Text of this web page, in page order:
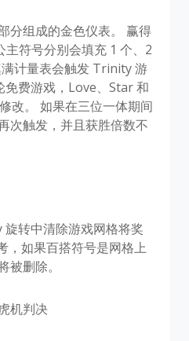
分组成的金色仪表。 赢得
主符号分别会填充 1 个、2
计量表会触发 Trinity 游
费游戏，Love、Star 和
改。 如果在三位一体期间
次触发，并且获胜倍数不
转中清除游戏网格将奖
，如果百搭符号是网格上
被删除。
机判决